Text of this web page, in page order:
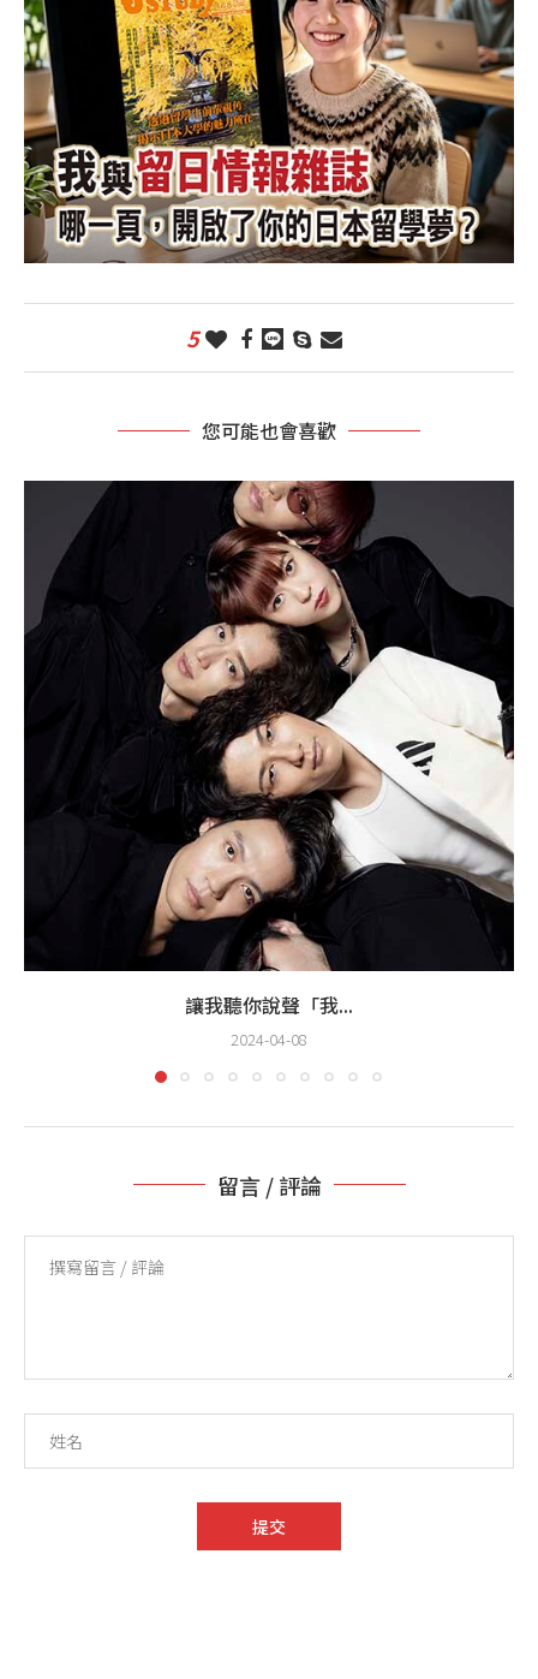
5
您可能也會喜歡
讓我聽你說聲「我...
2024-04-08
留言 / 評論